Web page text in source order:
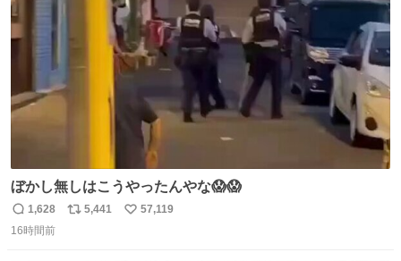
ぼかし無しはこうやったんやな😱😱
返
信
1,628
リ
5,441
い
57,119
16時間前